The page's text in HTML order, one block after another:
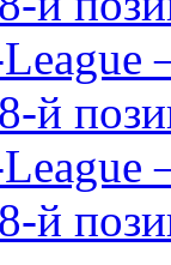
й
й